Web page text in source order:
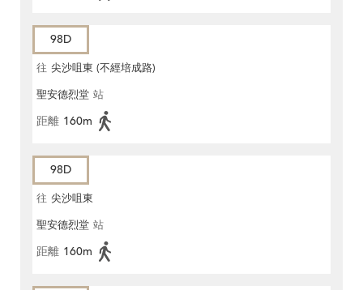
98D
往 尖沙咀東 (不經培成路)
聖安德烈堂 站
距離 160m
98D
往 尖沙咀東
聖安德烈堂 站
距離 160m